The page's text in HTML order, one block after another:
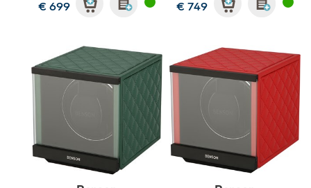
€ 699
€ 749